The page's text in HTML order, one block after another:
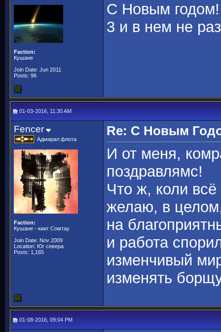
Faction:
Кушане
Join Date: Jun 2011
Posts: 96
С Новым
3 и в нем не
01-03-2016, 11:30 AM
Fencer
Адмирал флота
Faction:
Кушане - киит Сомтау
Join Date: Nov 2009
Location: Юг севера
Posts: 1,165
Re: С Новым
И от меня,
поздравлямс!
Что ж, коли всё
желаю, в
на
и работа
изменчивый
изменять
01-08-2016, 09:04 PM